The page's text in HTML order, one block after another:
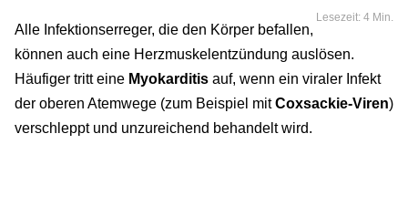
Lesezeit: 4 Min.
Alle Infektionserreger, die den Körper befallen,
können auch eine Herzmuskelentzündung auslösen.
Häufiger tritt eine Myokarditis auf, wenn ein viraler Infekt
der oberen Atemwege (zum Beispiel mitCoxsackie-Viren)
verschleppt und unzureichend behandelt wird.